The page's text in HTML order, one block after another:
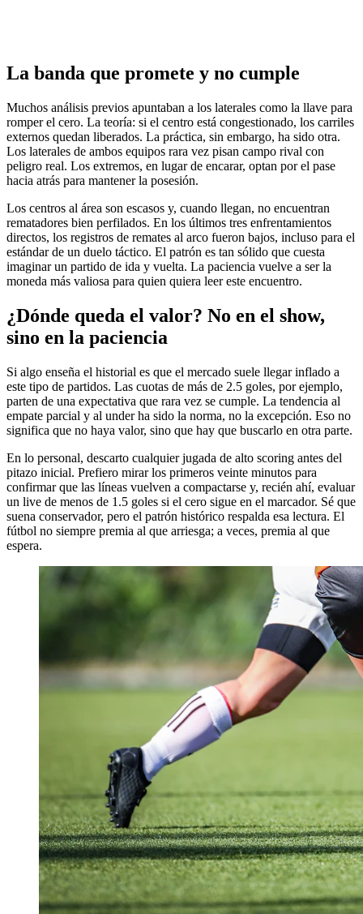
La banda que promete y no cumple
Muchos análisis previos apuntaban a los laterales como la llave para
romper el cero. La teoría: si el centro está congestionado, los carriles
externos quedan liberados. La práctica, sin embargo, ha sido otra.
Los laterales de ambos equipos rara vez pisan campo rival con
peligro real. Los extremos, en lugar de encarar, optan por el pase
hacia atrás para mantener la posesión.
Los centros al área son escasos y, cuando llegan, no encuentran
rematadores bien perfilados. En los últimos tres enfrentamientos
directos, los registros de remates al arco fueron bajos, incluso para el
estándar de un duelo táctico. El patrón es tan sólido que cuesta
imaginar un partido de ida y vuelta. La paciencia vuelve a ser la
moneda más valiosa para quien quiera leer este encuentro.
¿Dónde queda el valor? No en el show,
sino en la paciencia
Si algo enseña el historial es que el mercado suele llegar inflado a
este tipo de partidos. Las cuotas de más de 2.5 goles, por ejemplo,
parten de una expectativa que rara vez se cumple. La tendencia al
empate parcial y al under ha sido la norma, no la excepción. Eso no
significa que no haya valor, sino que hay que buscarlo en otra parte.
En lo personal, descarto cualquier jugada de alto scoring antes del
pitazo inicial. Prefiero mirar los primeros veinte minutos para
confirmar que las líneas vuelven a compactarse y, recién ahí, evaluar
un live de menos de 1.5 goles si el cero sigue en el marcador. Sé que
suena conservador, pero el patrón histórico respalda esa lectura. El
fútbol no siempre premia al que arriesga; a veces, premia al que
espera.